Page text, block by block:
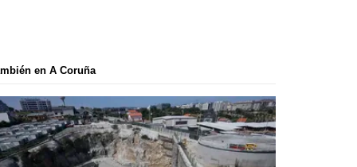
en A Coruña